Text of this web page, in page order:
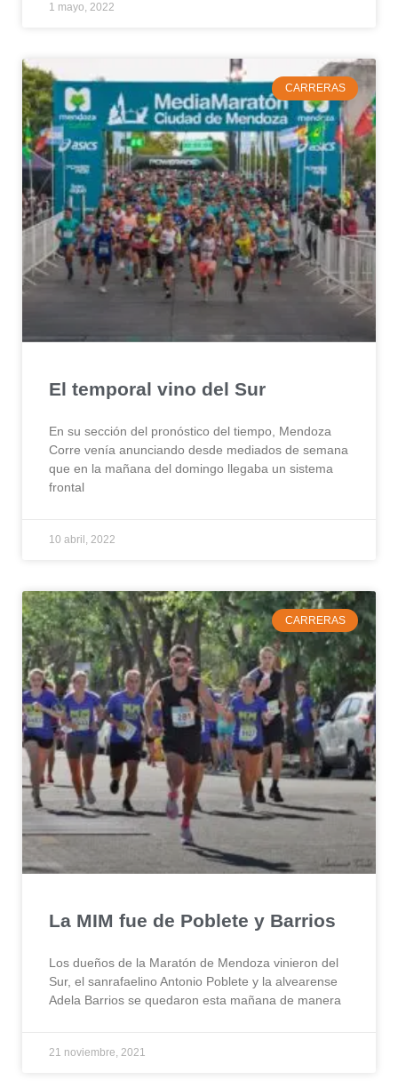
1 mayo, 2022
CARRERAS
El temporal vino del Sur
En su sección del pronóstico del tiempo, Mendoza
Corre venía anunciando desde mediados de semana
que en la mañana del domingo llegaba un sistema
frontal
10 abril, 2022
CARRERAS
La MIM fue de Poblete y Barrios
Los dueños de la Maratón de Mendoza vinieron del
Sur, el sanrafaelino Antonio Poblete y la alvearense
Adela Barrios se quedaron esta mañana de manera
21 noviembre, 2021